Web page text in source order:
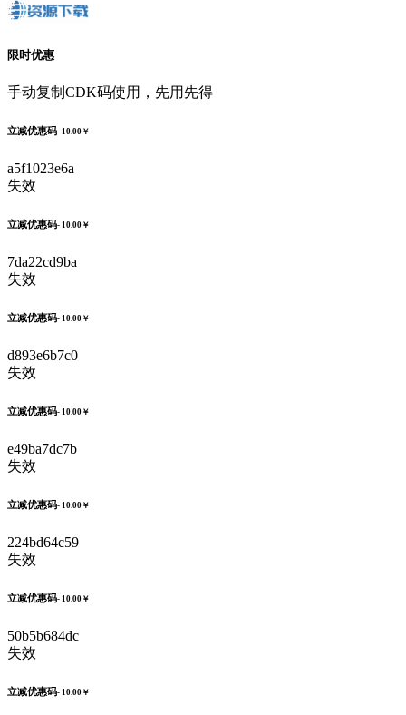
限时优惠
手动复制CDK码使用，先用先得
立减优惠码- 10.00￥
a5f1023e6a
失效
立减优惠码- 10.00￥
7da22cd9ba
失效
立减优惠码- 10.00￥
d893e6b7c0
失效
立减优惠码- 10.00￥
e49ba7dc7b
失效
立减优惠码- 10.00￥
224bd64c59
失效
立减优惠码- 10.00￥
50b5b684dc
失效
立减优惠码- 10.00￥